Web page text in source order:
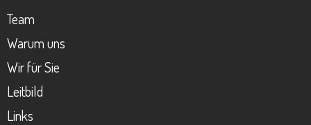
Team
Warum uns
Wir für Sie
Leitbild
Links